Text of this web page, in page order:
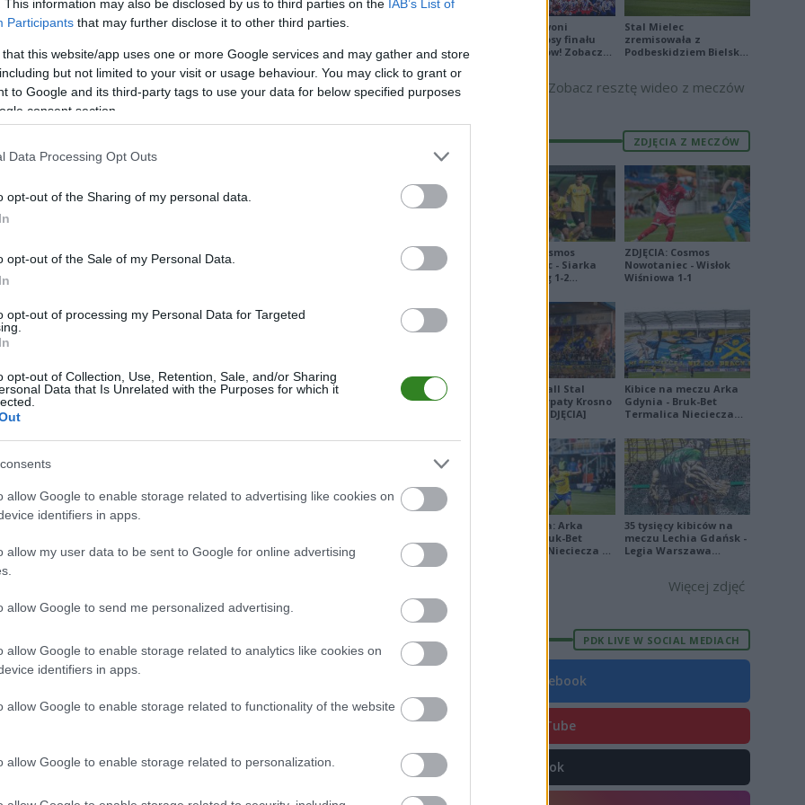
This information may also be disclosed by us to third parties on the IAB’s List of
Participants that may further disclose it to other third parties.
that this website/app uses one or more Google services and may gather and store
but not limited to your visit or usage behaviour. You may click to grant or
to Google and its third-party tags to use your data for below specified purposes
consent section.
Data Processing Opt Outs
opt-out of the Sharing of my personal data.
opt-out of the Sale of my Personal Data.
opt-out of processing my Personal Data for Targeted
opt-out of Collection, Use, Retention, Sale, and/or Sharing
Data that Is Unrelated with the Purposes for which it
allow Google to enable storage related to advertising like cookies on
identifiers in apps.
allow my user data to be sent to Google for online advertising
allow Google to send me personalized advertising.
allow Google to enable storage related to analytics like cookies on
identifiers in apps.
allow Google to enable storage related to functionality of the website
allow Google to enable storage related to personalization.
0
0
1
ZOBACZ WIĘCEJ (19)
69-28
61 62-41
34 54 17 3 68-55
34 49 14 7 13 62-46
34 47 12 11 11 47-43
34 44 12 8 14 54-59
34 38 46-68
34 33 9 6 19 37-64
34 22 5 7 22 26-76
Biało-Czerwoni
odwrócili losy finału
Ligi Narodów! Zobacz
Stal Mielec
zremisowała z
Podbeskidziem Bielsko-
Zobacz resztę wideo z meczów
ZDJĘCIA Z MECZÓW
ZDJĘCIA: Cosmos
Nowotaniec - Siarka
Tarnobrzeg 1-2
ZDJĘCIA: Cosmos
Nowotaniec - Wisłok
Wiśniowa 1-1
Derby Ekoball Stal
Sanok - Karpaty Krosno
na remis [ZDJĘCIA]
Kibice na meczu Arka
Gdynia - Bruk-Bet
Termalica Nieciecza
Ekstraklasa: Arka
Gdynia - Bruk-Bet
Termalica Nieciecza 2-
35 tysięcy kibiców na
meczu Lechia Gdańsk -
Legia Warszawa
Więcej zdjęć
PDK LIVE W SOCIAL MEDIACH
Facebook
YouTube
TikTok